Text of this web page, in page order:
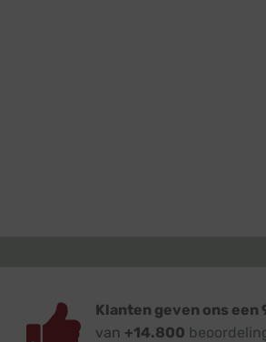
Klanten geven ons een
van +14.800